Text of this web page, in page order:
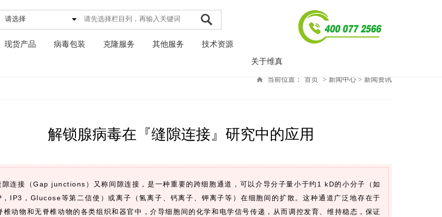
请选择
现货产品 病毒包装 克隆服务 其他服务 技术资源
关于维真
当前位置： 首页 > 新闻中心 > 新闻资讯
解锁腺病毒在『缝隙连接』研究中的应用
隙连接（Gap junctions）又称间隙连接，是一种重要的跨细胞通道，可以介导分子量小于约1 kD的小分子（如
，IP3，Glucose等第二信使）或离子（氢离子、钙离子、钾离子等）在细胞间的扩散。这种通道广泛地存在于
椎动物和无脊椎动物的各类组织和器官中，介导细胞间的化学和电学信号传递，从而调控发育、维持稳态，保证